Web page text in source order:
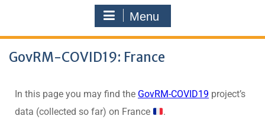
Menu
GovRM-COVID19: France
In this page you may find the GovRM-COVID19 project’s
data (collected so far) on France
.